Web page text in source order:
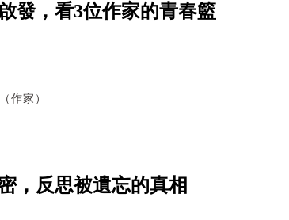
發，看3位作家的青春籃
作家）
，反思被遺忘的真相